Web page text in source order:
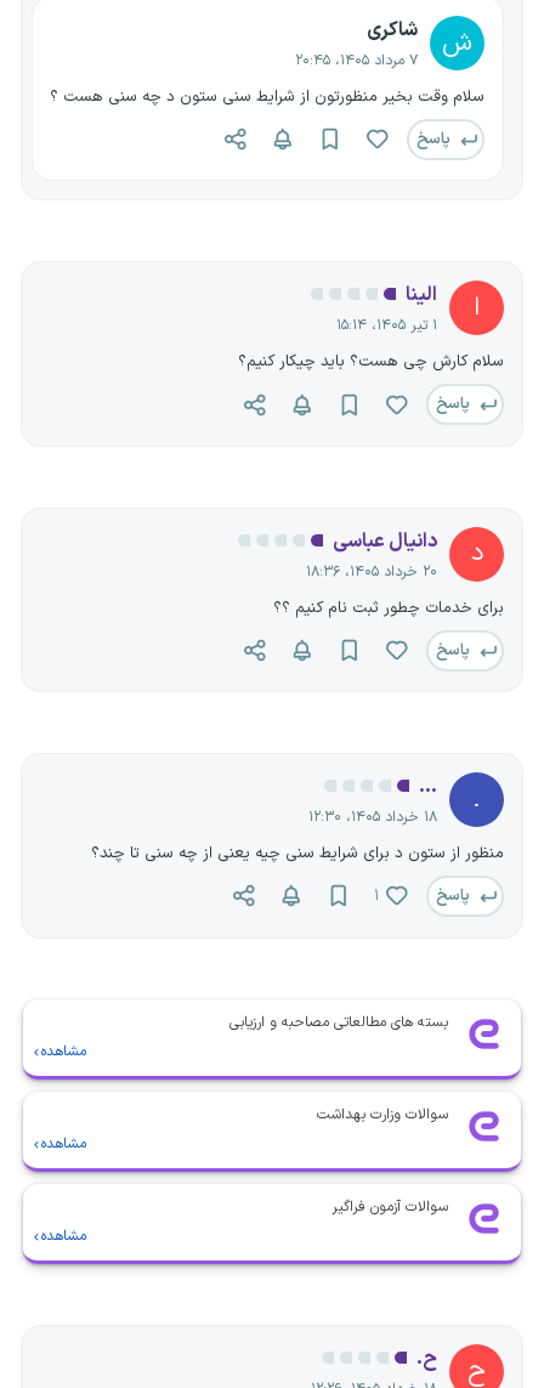
ش شاکری
۷ مرداد ۱۴۰۵، ۲۰:۴۵
سلام وقت بخیر منظورتون از شرایط سنی ستون د چه سنی هست ؟
پاسخ
ا الینا
۱ تیر ۱۴۰۵، ۱۵:۱۴
سلام کارش چی هست؟ باید چیکار کنیم؟
پاسخ
د دانیال عباسی
۲۰ خرداد ۱۴۰۵، ۱۸:۳۶
برای خدمات چطور ثبت نام کنیم ؟؟
پاسخ
.
...
۱۸ خرداد ۱۴۰۵، ۱۲:۳۰
منظور از ستون د برای شرایط سنی چیه یعنی از چه سنی تا چند؟
پاسخ
۱
بسته های مطالعاتی مصاحبه و ارزیابی
مشاهده
سوالات وزارت بهداشت
مشاهده
سوالات آزمون فراگیر
مشاهده
ح ح.